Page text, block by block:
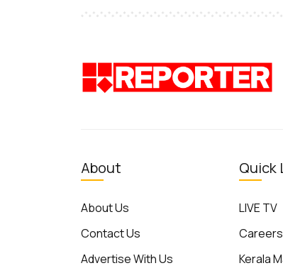
About
About Us
Contact Us
Advertise With Us
Quick
LIVE TV
Careers
Kerala